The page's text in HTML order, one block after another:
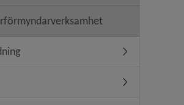
Undermeny för
Undermeny för